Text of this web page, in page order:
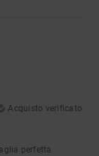
Acquisto verificato
perfetta